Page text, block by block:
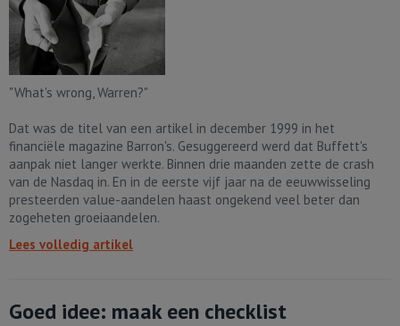
"What's wrong, Warren?"
Dat was de titel van een artikel in december 1999 in het
financiële magazine Barron's. Gesuggereerd werd dat Buffett's
aanpak niet langer werkte. Binnen drie maanden zette de crash
van de Nasdaq in. En in de eerste vijf jaar na de eeuwwisseling
presteerden value-aandelen haast ongekend veel beter dan
zogeheten groeiaandelen.
Lees volledig artikel
Goed idee: maak een checklist